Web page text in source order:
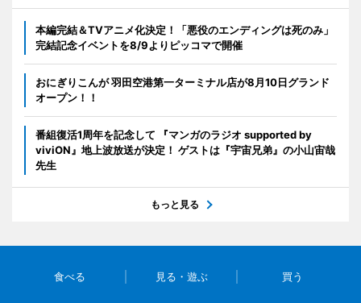
本編完結＆TVアニメ化決定！「悪役のエンディングは死のみ」
完結記念イベントを8/9よりピッコマで開催
おにぎりこんが 羽田空港第一ターミナル店が8月10日グランド
オープン！！
番組復活1周年を記念して 『マンガのラジオ supported by
viviON』地上波放送が決定！ ゲストは『宇宙兄弟』の小山宙哉
先生
もっと見る
食べる 見る・遊ぶ 買う